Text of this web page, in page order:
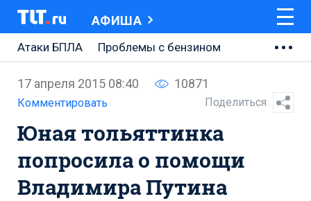
АФИША
Атаки БПЛА
Проблемы с бензином
Ремонт Центральной площади
Ремонт Обводного шоссе
Набережная Тольятти
Неделя Тольятти
17 апреля 2015 08:40 10871
Комментировать Поделиться
Юная тольяттинка
попросила о помощи
Владимира Путина